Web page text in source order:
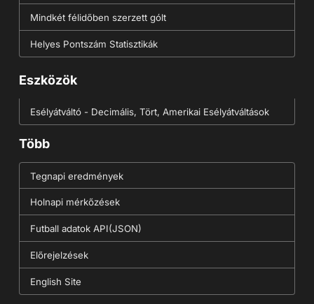
Mindkét félidőben szerzett gólt
Helyes Pontszám Statisztikák
Eszközök
Esélyátváltó - Decimális, Tört, Amerikai Esélyátváltások
Több
Tegnapi eredmények
Holnapi mérkőzések
Futball adatok API(JSON)
Előrejelzések
English Site